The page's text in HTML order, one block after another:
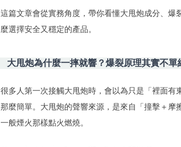
這篇文章會從實務角度，帶你看懂大甩炮成分、爆
麼選擇安全又穩定的產品。
大甩炮為什麼一摔就響？爆裂原理其實不單
很多人第一次接觸大甩炮時，會以為只是「裡面有
那麼簡單。大甩炮的聲響來源，是來自「撞擊＋摩
一般煙火那樣點火燃燒。